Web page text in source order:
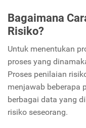
Bagaimana
Risiko?
Untuk menentukan
proses yang
Proses penilaian
menjawab beberapa
berbagai data yang
risiko seseorang.